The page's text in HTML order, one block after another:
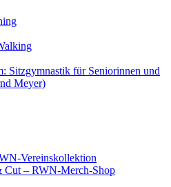
Sitzgymnastik für Seniorinnen und
Meyer)
Vereinskollektion
Cut – RWN-Merch-Shop